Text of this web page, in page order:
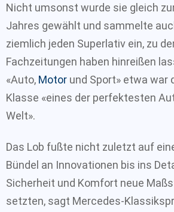
Nicht umsonst wurde sie gleich
Jahres gewählt und sammelte
ziemlich jeden Superlativ ein, zu
Fachzeitungen haben hinreißen
«Auto, Motor und Sport» etwa war
Klasse «eines der perfektesten
Welt».
Das Lob fußte nicht zuletzt auf
Bündel an Innovationen bis ins
Sicherheit und Komfort neue
setzten, sagt Mercedes-